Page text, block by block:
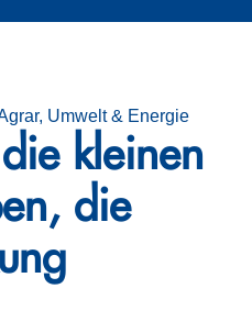
Umwelt & Energie
kleinen
die